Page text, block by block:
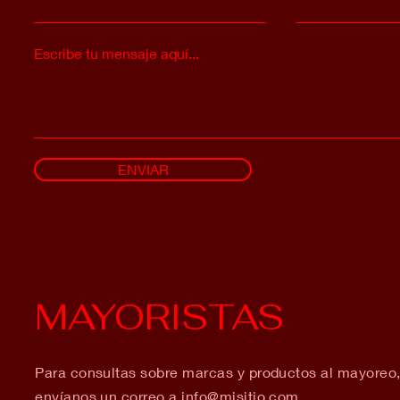
Escribe tu mensaje aquí...
ENVIAR
MAYORISTAS
Para consultas sobre marcas y productos al mayoreo,
envíanos un correo a info@misitio.com